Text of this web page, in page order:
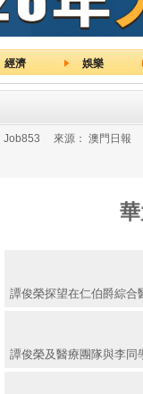
經濟 娛樂
Job853 來源： 澳門日報
譚俊榮探望在仁伯爵綜合
譚俊榮及醫療團隊與李同